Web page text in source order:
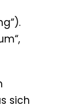
sich